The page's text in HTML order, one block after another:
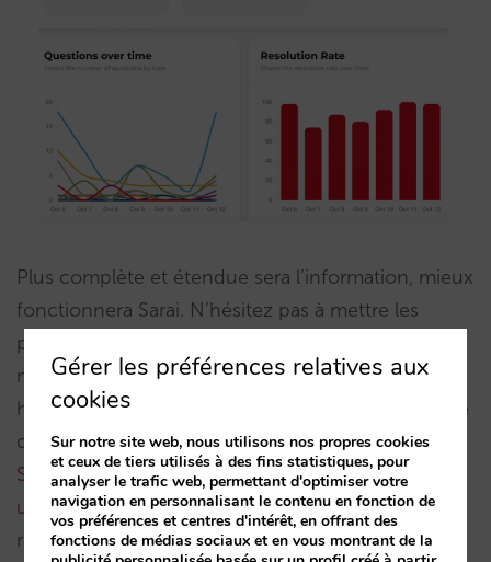
Plus complète et étendue sera l’information, mieux
fonctionnera Sarai. N’hésitez pas à mettre les
points d’intérêt proches avec tous les détails, le
menu du restaurant ou la carte du spa ou les
horaires de golf. Avec une connaissance complète
de votre hôtel, de ses environs et de ses services,
Sarai cesse d’être un assistant virtuel pour devenir
un véritable concierge digital, qui complète et
renforce les autres pièces de votre canal direct.
Gérer les préférences relatives aux
cookies
Sur notre site web, nous utilisons nos propres cookies
et ceux de tiers utilisés à des fins statistiques, pour
analyser le trafic web, permettant d'optimiser votre
navigation en personnalisant le contenu en fonction de
vos préférences et centres d'intérêt, en offrant des
fonctions de médias sociaux et en vous montrant de la